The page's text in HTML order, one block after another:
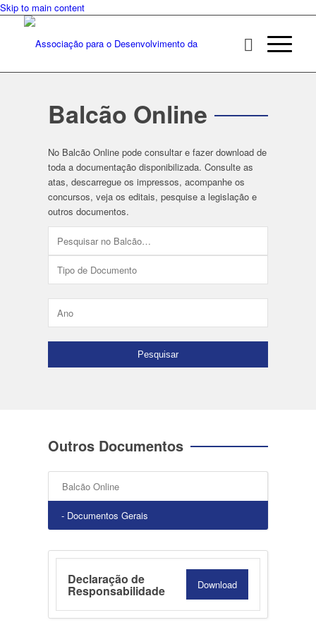
Skip to main content
Balcão Online
No Balcão Online pode consultar e fazer download de
toda a documentação disponibilizada. Consulte as
atas, descarregue os impressos, acompanhe os
concursos, veja os editais, pesquise a legislação e
outros documentos.
Outros Documentos
Balcão Online
- Documentos Gerais
Declaração de
Responsabilidade Download